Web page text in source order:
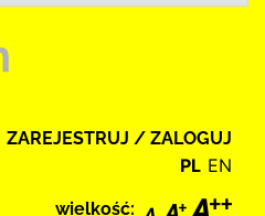
ZAREJESTRUJ / ZALOGUJ
PL EN
wielkość: